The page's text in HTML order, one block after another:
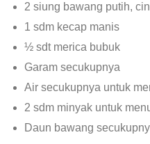
2 siung bawang putih,
1 sdm kecap manis
½ sdt merica bubuk
Garam secukupnya
Air secukupnya untuk
2 sdm minyak untuk
Daun bawang